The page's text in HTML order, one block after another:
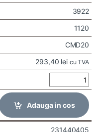
3922
1120
CMD20
293,40 lei cu TVA
Adauga in cos
231440405